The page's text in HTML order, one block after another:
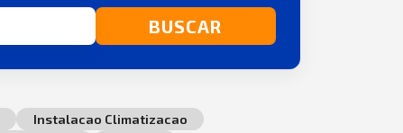
BUSCAR
Instalacao Climatizacao